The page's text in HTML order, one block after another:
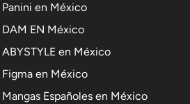
Panini en México
DAM EN México
ABYSTYLE en México
Figma en México
Mangas Españoles en México